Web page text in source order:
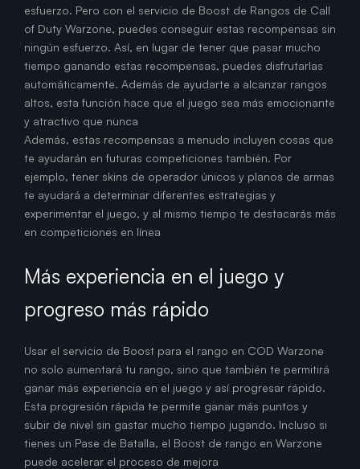
esfuerzo. Pero con el servicio de Boost de Rangos de Call
of Duty Warzone, puedes conseguir estas recompensas sin
ningún esfuerzo. Así, en lugar de tener que pasar mucho
tiempo ganando estas recompensas, puedes disfrutarlas
automáticamente. Además de ayudarte a alcanzar rangos
altos, esta función hace que el juego sea más emocionante
y atractivo que nunca
Además, estas recompensas a menudo incluyen cosas que
te ayudarán en futuras competiciones también. Por
ejemplo, tener skins de operador únicos y planos de armas
te ayudará a determinar diferentes estrategias y
experimentar el juego, y al mismo tiempo te destacarás más
en competiciones en línea
Más experiencia en el juego y
progreso más rápido
Usar el servicio de Boost para el rango en COD Warzone
no solo aumentará tu rango, sino que también te permitirá
ganar más experiencia en el juego y así progresar rápido.
Esta progresión rápida te permite ganar más puntos y
subir de nivel sin gastar mucho tiempo jugando. Incluso si
tienes un Pase de Batalla, el Boost de rango en Warzone
puede acelerar el proceso de mejora